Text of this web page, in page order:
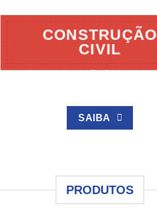
CONSTRUÇÃO
CIVIL
SAIBA
PRODUTOS